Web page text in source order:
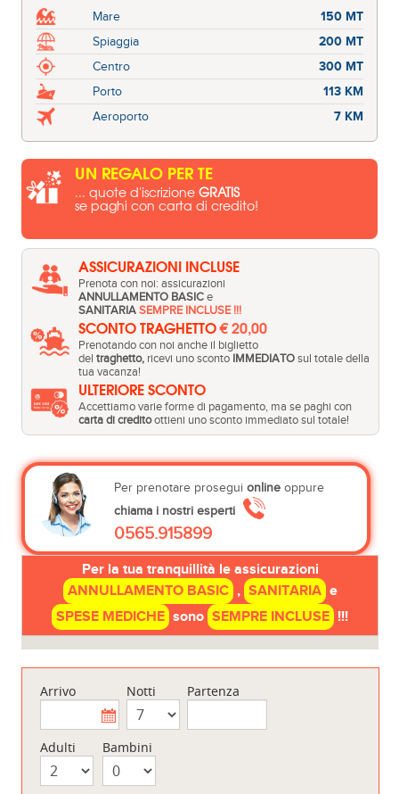
Mare
150 MT
Spiaggia
200 MT
Centro
300 MT
Porto
113 KM
Aeroporto
7 KM
UN REGALO PER TE
... quote d'iscrizioneGRATIS
se paghi con carta di credito!
ASSICURAZIONI INCLUSE
Prenota con noi: assicurazioni
ANNULLAMENTO BASIC e
SANITARIA SEMPRE INCLUSE !!!
SCONTO TRAGHETTO€ 20,00
Prenotando con noi anche il biglietto
del traghetto, ricevi uno sconto IMMEDIATO sul totale della
tua vacanza!
ULTERIORE SCONTO
Accettiamo varie forme di pagamento, ma se paghi con
carta di creditoottieni uno sconto immediato sul totale!
Per prenotare prosegui onlineoppure
chiama i nostri esperti
0565.915899
Per la tua tranquillità le assicurazioni
ANNULLAMENTO BASIC , SANITARIA e
SPESE MEDICHE sono SEMPRE INCLUSE !!!
Arrivo Notti Partenza
Adulti Bambini